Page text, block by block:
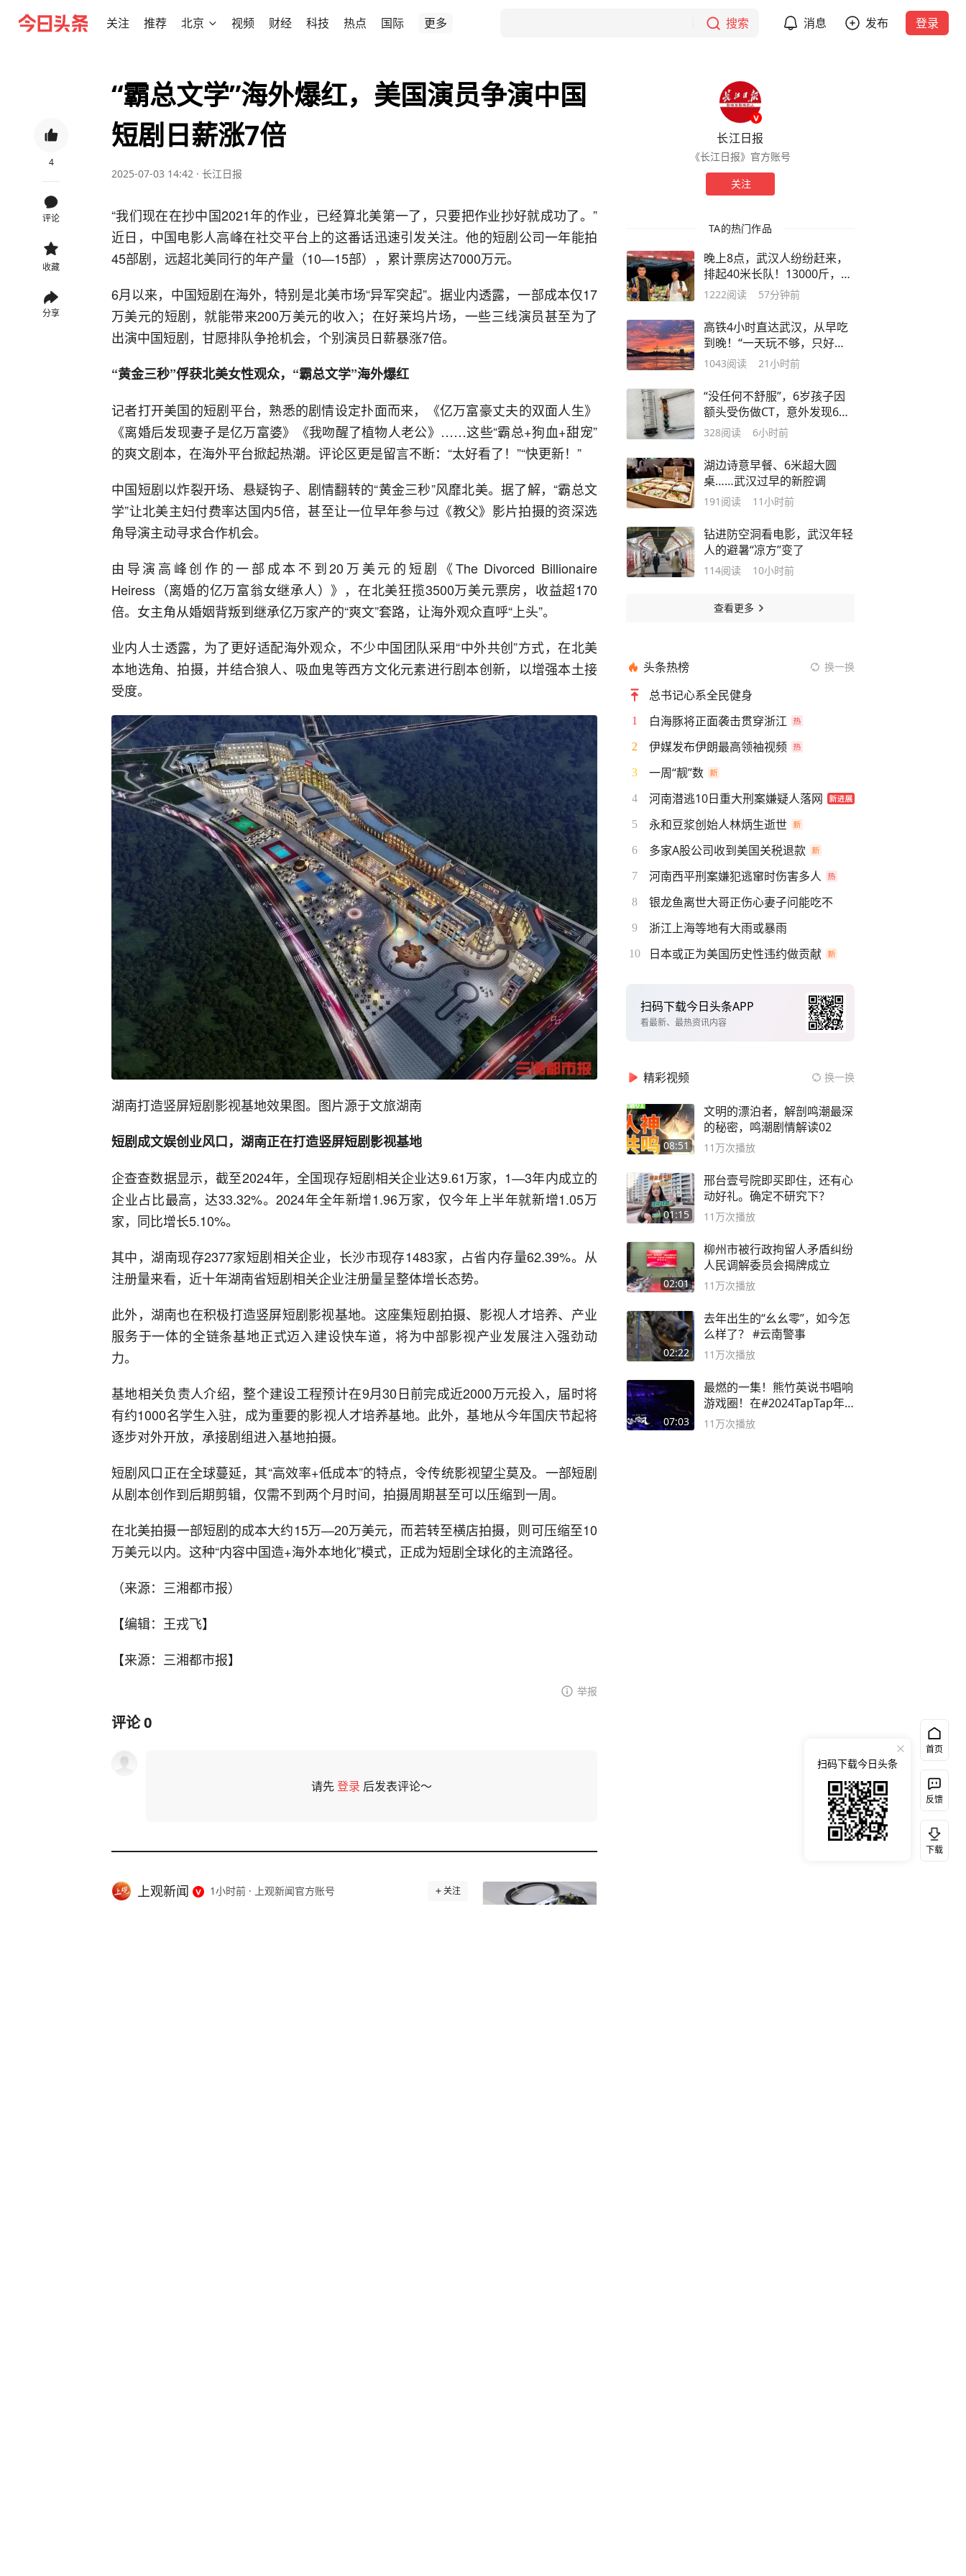
关注 推荐 北京 视频 财经 科技 热点 国际 更多 搜索 消息 发布 登录
4
评论
收藏
分享
“霸总文学”海外爆红，美国演员争演中国
短剧日薪涨7倍
2025-07-03 14:42 · 长江日报
“我们现在在抄中国2021年的作业，已经算北美第一了，只要把作业抄好就成功了。”
近日，中国电影人高峰在社交平台上的这番话迅速引发关注。他的短剧公司一年能拍
45部剧，远超北美同行的年产量（10—15部），累计票房达7000万元。
6月以来，中国短剧在海外，特别是北美市场“异军突起”。据业内透露，一部成本仅17
万美元的短剧，就能带来200万美元的收入；在好莱坞片场，一些三线演员甚至为了
出演中国短剧，甘愿排队争抢机会，个别演员日薪暴涨7倍。
“黄金三秒”俘获北美女性观众，“霸总文学”海外爆红
记者打开美国的短剧平台，熟悉的剧情设定扑面而来，《亿万富豪丈夫的双面人生》
《离婚后发现妻子是亿万富婆》《我吻醒了植物人老公》……这些“霸总+狗血+甜宠”
的爽文剧本，在海外平台掀起热潮。评论区更是留言不断：“太好看了！”“快更新！”
中国短剧以炸裂开场、悬疑钩子、剧情翻转的“黄金三秒”风靡北美。据了解，“霸总文
学”让北美主妇付费率达国内5倍，甚至让一位早年参与过《教父》影片拍摄的资深选
角导演主动寻求合作机会。
由导演高峰创作的一部成本不到20万美元的短剧《The Divorced Billionaire
Heiress（离婚的亿万富翁女继承人）》，在北美狂揽3500万美元票房，收益超170
倍。女主角从婚姻背叛到继承亿万家产的“爽文”套路，让海外观众直呼“上头”。
业内人士透露，为了更好适配海外观众，不少中国团队采用“中外共创”方式，在北美
本地选角、拍摄，并结合狼人、吸血鬼等西方文化元素进行剧本创新，以增强本土接
受度。
湖南打造竖屏短剧影视基地效果图。图片源于文旅湖南
短剧成文娱创业风口，湖南正在打造竖屏短剧影视基地
企查查数据显示，截至2024年，全国现存短剧相关企业达9.61万家，1—3年内成立的
企业占比最高，达33.32%。2024年全年新增1.96万家，仅今年上半年就新增1.05万
家，同比增长5.10%。
其中，湖南现存2377家短剧相关企业，长沙市现存1483家，占省内存量62.39%。从
注册量来看，近十年湖南省短剧相关企业注册量呈整体增长态势。
此外，湖南也在积极打造竖屏短剧影视基地。这座集短剧拍摄、影视人才培养、产业
服务于一体的全链条基地正式迈入建设快车道，将为中部影视产业发展注入强劲动
力。
基地相关负责人介绍，整个建设工程预计在9月30日前完成近2000万元投入，届时将
有约1000名学生入驻，成为重要的影视人才培养基地。此外，基地从今年国庆节起将
逐步对外开放，承接剧组进入基地拍摄。
短剧风口正在全球蔓延，其“高效率+低成本”的特点，令传统影视望尘莫及。一部短剧
从剧本创作到后期剪辑，仅需不到两个月时间，拍摄周期甚至可以压缩到一周。
在北美拍摄一部短剧的成本大约15万—20万美元，而若转至横店拍摄，则可压缩至10
万美元以内。这种“内容中国造+海外本地化”模式，正成为短剧全球化的主流路径。
（来源：三湘都市报）
【编辑：王戎飞】
【来源：三湘都市报】
举报
评论0
请先登录 后发表评论～
上观新闻 1小时前 · 上观新闻官方账号 关注
长江日报
《长江日报》官方账号
关注
TA的热门作品
晚上8点，武汉人纷纷赶来，
排起40米长队！13000斤，一
个半小时被抢完，卖家：亏损
1222阅读 57分钟前
高铁4小时直达武汉，从早吃
到晚！“一天玩不够，只好多
订了一晚酒店”
1043阅读 21小时前
“没任何不舒服”，6岁孩子因
额头受伤做CT，意外发现6颗
异物！爸妈脊背发凉
328阅读 6小时前
湖边诗意早餐、6米超大圆
桌……武汉过早的新腔调
191 阅读 11小时前
钻进防空洞看电影，武汉年轻
人的避暑“凉方”变了
114阅读 10小时前
查看更多
头条热榜 换一换
总书记心系全民健身
1 白海豚将正面袭击贯穿浙江
2 伊媒发布伊朗最高领袖视频
3 一周“靓”数
4 河南潜逃10日重大刑案嫌疑人落网
5 永和豆浆创始人林炳生逝世
6 多家A股公司收到美国关税退款
7 河南西平刑案嫌犯逃窜时伤害多人
8 银龙鱼离世大哥正伤心妻子问能吃不
9 浙江上海等地有大雨或暴雨
10 日本或正为美国历史性违约做贡献
扫码下载今日头条APP
看最新、最热资讯内容
精彩视频 换一换
08:51
文明的漂泊者，解剖鸣潮最深
的秘密，鸣潮剧情解读02
11万次播放
01:15
邢台壹号院即买即住，还有心
动好礼。确定不研究下？
11万次播放
02:01
柳州市被行政拘留人矛盾纠纷
人民调解委员会揭牌成立
11万次播放
02:22
去年出生的“幺幺零”，如今怎
么样了？ #云南警事
11万次播放
07:03
最燃的一集！熊竹英说书唱响
游戏圈！在#2024TapTap年
度游戏大赏
11万次播放
首页
反馈
下载
扫码下载今日头条